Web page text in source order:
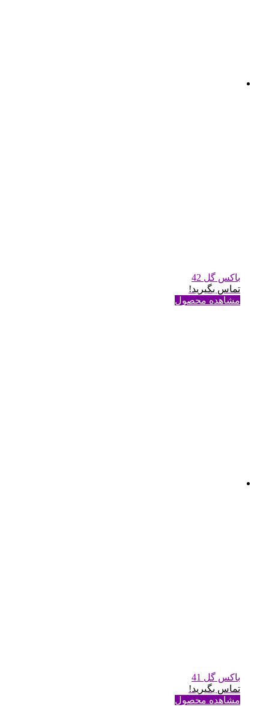
باکس گل 42
تماس بگیرید!
مشاهده محصول
باکس گل 41
تماس بگیرید!
مشاهده محصول